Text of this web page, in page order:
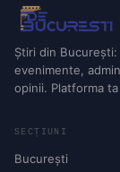
Știri din București:
evenimente,
opinii. Platforma
SECȚIUNI
București